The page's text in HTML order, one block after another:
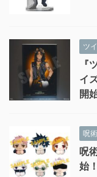
ツ
『
イ
開
呪
呪
始！